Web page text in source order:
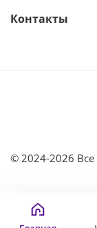
Контакты
© 2024-2026